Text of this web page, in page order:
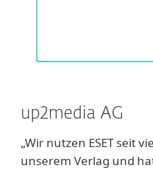
up2media AG
„Wir nutzen ESET seit
unserem Verlag und